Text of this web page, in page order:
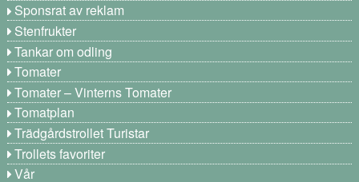
Sponsrat av reklam
Stenfrukter
Tankar om odling
Tomater
Tomater – Vinterns Tomater
Tomatplan
Trädgårdstrollet Turistar
Trollets favoriter
Vår